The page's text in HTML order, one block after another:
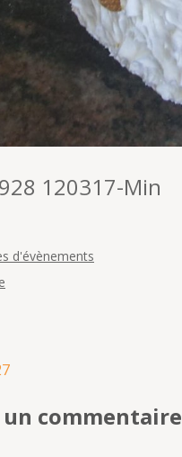
120317-Min
d'évènements
un commentaire